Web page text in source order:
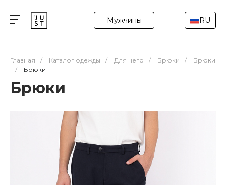
Мужчины RU
Главная / Каталог одежды / Для него / Брюки /
Брюки
/
Брюки
Брюки